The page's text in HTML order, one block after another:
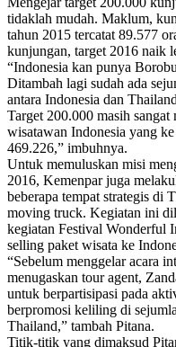
tidaklah mudah. Maklum,
tahun 2015 tercatat 89.577
kunjungan, target 2016 naik
“Indonesia kan punya
Ditambah lagi sudah ada
antara Indonesia dan
Target 200.000 masih
wisatawan Indonesia yang
469.226,” imbuhnya.
Untuk memuluskan misi
2016, Kemenpar juga
beberapa tempat strategis di
moving truck. Kegiatan ini
kegiatan Festival Wonderful
selling paket wisata ke
“Sebelum menggelar acara
menugaskan tour agent,
untuk berpartisipasi pada
berpromosi keliling di
Thailand,” tambah Pitana.
Titik-titik yang dimaksud